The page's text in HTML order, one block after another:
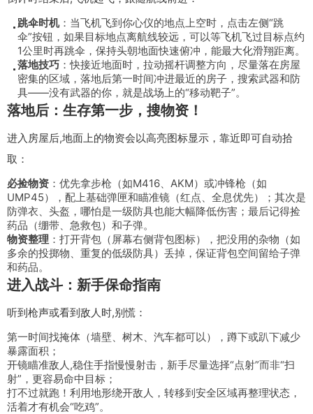
跳伞时机：当飞机飞到你心仪的地点上空时，点击左侧“跳
伞”按钮，如果目标地点离航线较远，可以等飞机飞过目标点约
1公里时再跳伞，保持头朝地面快速俯冲，能最大化滑翔距离。
落地技巧 ：快接近地面时，拉动摇杆调整方向，尽量落在房屋
密集的区域，落地后第一时间冲进最近的房子，搜索武器和防
具——没有武器的你，就是战场上的“移动靶子”。
落地后：生存第一步，搜物资！
进入房屋后,地面上的物资会以高亮图标显示，靠近即可自动拾
取：
必捡物资 ：优先拿步枪（如M416、AKM）或冲锋枪（如
UMP45），配上基础弹匣和瞄准镜（红点、全息优先）；其次是
防弹衣、头盔，哪怕是一级防具也能大幅降低伤害；最后记得捡
药品（绷带、急救包）和子弹。
物资整理 ：打开背包（屏幕右侧背包图标），把没用的杂物（如
多余的投掷物、重复的低级防具）丢掉，保证背包空间留给子弹
和药品。
进入战斗：新手保命指南
听到枪声或看到敌人时,别慌：
第一时间找掩体（墙壁、树木、汽车都可以），蹲下或趴下减少
暴露面积；
开镜瞄准敌人,稳住手指慢慢射击，新手尽量选择“点射”而非“扫
射”，更容易命中目标；
打不过就跑！利用地形绕开敌人，转移到安全区域再整理状态，
活着才有机会“吃鸡”。